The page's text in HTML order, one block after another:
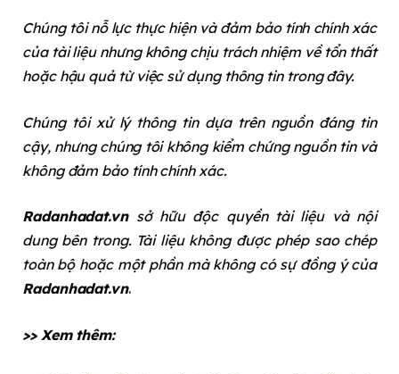
Chúng tôi nỗ lực thực hiện và đảm bảo tính chính xác
của tài liệu nhưng không chịu trách nhiệm về tổn thất
hoặc hậu quả từ việc sử dụng thông tin trong đây.
Chúng tôi xử lý thông tin dựa trên nguồn đáng tin
cậy, nhưng chúng tôi không kiểm chứng nguồn tin và
không đảm bảo tính chính xác.
Radanhadat.vnsở hữu độc quyền tài liệu và nội
dung bên trong. Tài liệu không được phép sao chép
toàn bộ hoặc một phần mà không có sự đồng ý của
Radanhadat.vn.
>> Xem thêm: